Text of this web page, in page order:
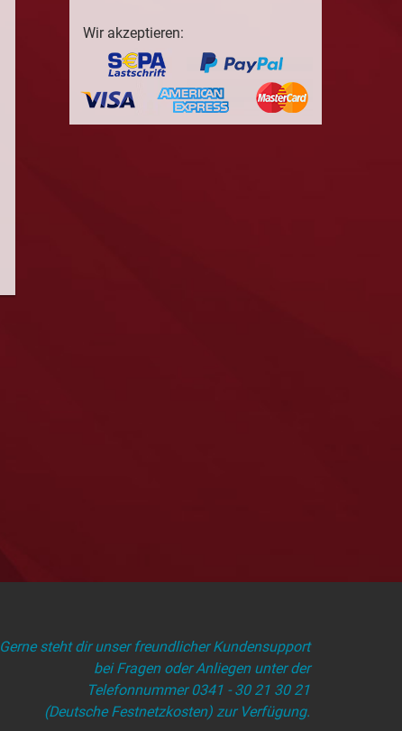
Wir akzeptieren:
Gerne steht dir unser freundlicher Kundensupport
bei Fragen oder Anliegen unter der
Telefonnummer 0341 - 30 21 30 21
(Deutsche Festnetzkosten) zur Verfügung.